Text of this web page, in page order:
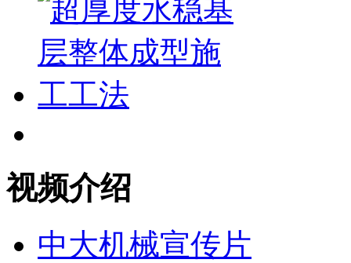
视频介绍
中大机械宣传片